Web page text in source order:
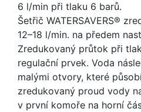
6 l/min při tlaku 6 barů.
Šetřič WATERSAVERS®
12–18 l/min. na předem
Zredukovaný průtok při
regulační prvek. Voda
malými otvory, které
zredukovaný proud vody
v první komoře na horní